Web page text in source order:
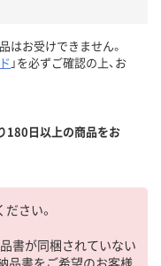
はお受けできません。
」を必ずご確認の上、お
180日以上の商品をお
さい。
書が同梱されていない